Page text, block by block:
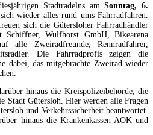
Stadtradelns amSonntag, 6.
wieder alles rund ums Fahrradfahren.
sich die Gütersloher Fahrradhändler
Schiffner, Wulfhorst GmbH, Bikearena
alle Zweiradfreunde, Rennradfahrer,
Die Fahrradprofis zeigen die
dabei, das mitgebrachte Zweirad wieder
hinaus die Kreispolizeibehörde, die
Stadt Gütersloh. Hier werden alle Fragen
und Verkehrssicherheit beantwortet.
hinaus die Krankenkassen AOK und